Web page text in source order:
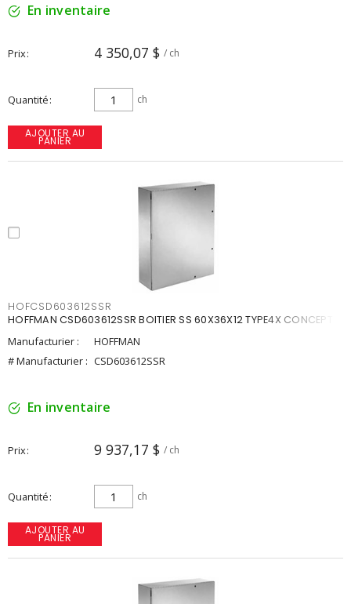
En inventaire
Prix 4 350,07 $ / ch
Quantité ch
AJOUTER AU
PANIER
HOFCSD603612SSR
HOFFMAN CSD603612SSR BOITIER SS 60X36X12 TYPE4X CONCEPT
Manufacturier :
HOFFMAN
# Manufacturier : CSD603612SSR
En inventaire
Prix 9 937,17 $ / ch
Quantité ch
AJOUTER AU
PANIER